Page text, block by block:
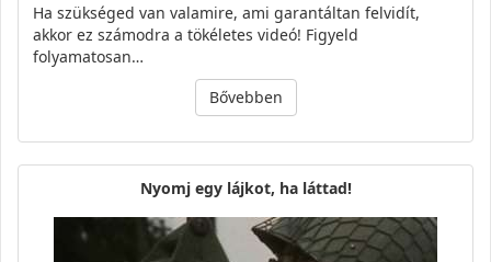
Ha szükséged van valamire, ami garantáltan felvidít,
akkor ez számodra a tökéletes videó! Figyeld
folyamatosan…
Bővebben
Nyomj egy lájkot, ha láttad!